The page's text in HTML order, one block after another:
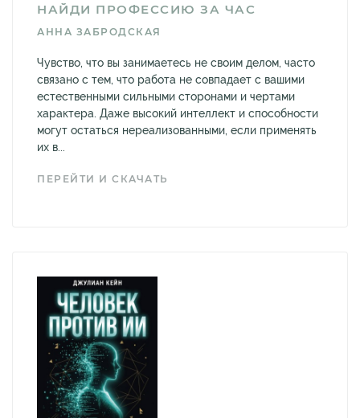
НАЙДИ ПРОФЕССИЮ ЗА ЧАС
АННА ЗАБРОДСКАЯ
Чувство, что вы занимаетесь не своим делом, часто
связано с тем, что работа не совпадает с вашими
естественными сильными сторонами и чертами
характера. Даже высокий интеллект и способности
могут остаться нереализованными, если применять
их в...
ПЕРЕЙТИ И СКАЧАТЬ